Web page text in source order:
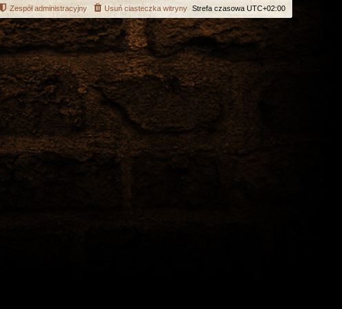
Strefa czasowa UTC+02:00
Usuń ciasteczka witryny
Zespół administracyjny